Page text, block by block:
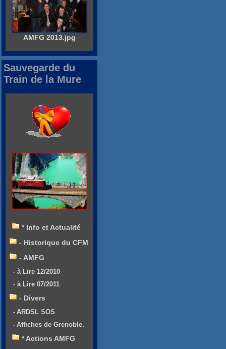
AMFG 2013.jpg
Sauvegarde du
Train de la Mure
* Info et Actualité
- Historique du CFM
- AMFG
- à Lire 12/2010
- à Lire 07/2011
- Divers
- ARDSL SOS
- Affiches de Grenoble.
* Actions AMFG